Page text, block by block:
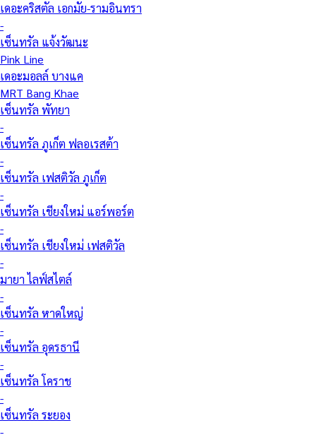
เดอะคริสตัล เอกมัย-รามอินทรา
-
เซ็นทรัล แจ้งวัฒนะ
Pink Line
เดอะมอลล์ บางแค
MRT Bang Khae
เซ็นทรัล พัทยา
-
เซ็นทรัล ภูเก็ต ฟลอเรสต้า
-
เซ็นทรัล เฟสติวัล ภูเก็ต
-
เซ็นทรัล เชียงใหม่ แอร์พอร์ต
-
เซ็นทรัล เชียงใหม่ เฟสติวัล
-
มายา ไลฟ์สไตล์
-
เซ็นทรัล หาดใหญ่
-
เซ็นทรัล อุดรธานี
-
เซ็นทรัล โคราช
-
เซ็นทรัล ระยอง